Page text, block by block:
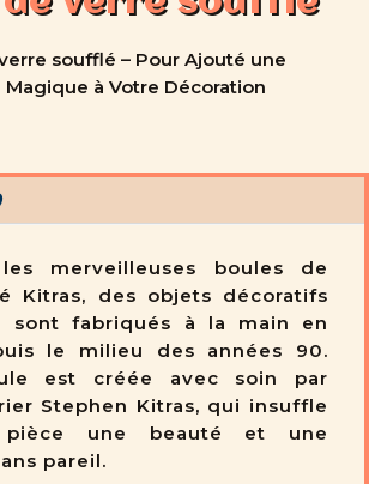
soufflé – Pour Ajouté une
Magique à Votre Décoration
merveilleuses boules de
Kitras, des objets décoratifs
sont fabriqués à la main en
le milieu des années 90.
est créée avec soin par
Stephen Kitras, qui insuffle
une beauté et une
pareil.